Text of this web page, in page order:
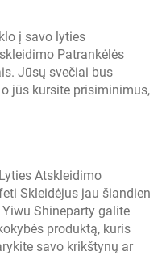
į savo lyties
Patrankėlės
Jūsų svečiai bus
jūs kursite prisiminimus,
Atskleidimo
Skleidėjus jau šiandien
Shineparty galite
produktą, kuris
savo krikštynų ar